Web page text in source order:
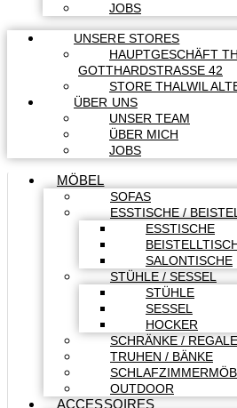
JOBS
UNSERE STORES
HAUPTGESCHÄFT
GOTTHARDSTRASSE 42
STORE THALWIL
ÜBER UNS
UNSER TEAM
ÜBER MICH
JOBS
MÖBEL
SOFAS
ESSTISCHE /
ESSTISCHE
SALONTISCHE
STÜHLE / SESSEL
STÜHLE
SESSEL
HOCKER
SCHRÄNKE / REGALE
TRUHEN / BÄNKE
OUTDOOR
ACCESSOIRES